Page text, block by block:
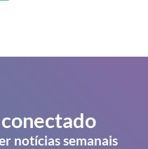
notícias semanais